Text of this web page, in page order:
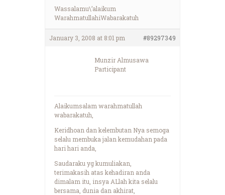
Wassalamu\’alaikum
WarahmatullahiWabarakatuh
January 3, 2008 at 8:01 pm #89297349
Munzir Almusawa
Participant
Alaikumsalam warahmatullah
wabarakatuh,
Keridhoan dan kelembutan Nya semoga
selalu membuka jalan kemudahan pada
hari hari anda,
Saudaraku yg kumuliakan,
terimakasih atas kehadiran anda
dimalam itu, insya ALlah kita selalu
bersama, dunia dan akhirat,